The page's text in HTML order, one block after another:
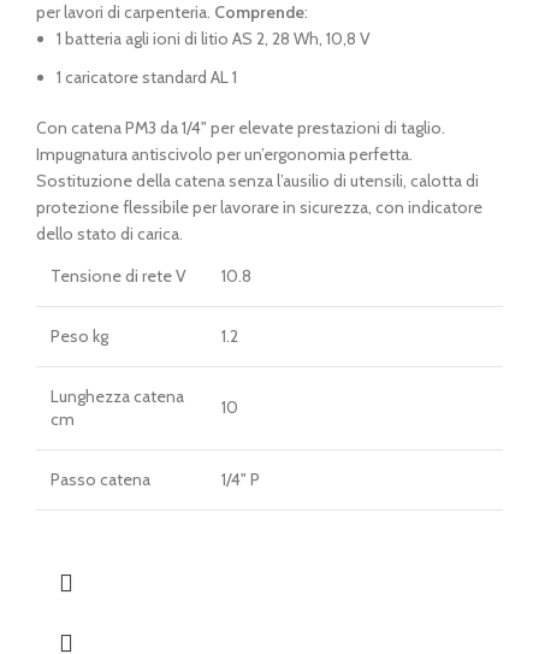
per lavori di carpenteria. Comprende:
1 batteria agli ioni di litio AS 2, 28 Wh, 10,8 V
1 caricatore standard AL 1
Con catena PM3 da 1/4" per elevate prestazioni di taglio.
Impugnatura antiscivolo per un’ergonomia perfetta.
Sostituzione della catena senza l’ausilio di utensili, calotta di
protezione flessibile per lavorare in sicurezza, con indicatore
dello stato di carica.
Tensione di rete V
10.8
Peso kg 1.2
Lunghezza catena
cm
10
Passo catena 1/4" P